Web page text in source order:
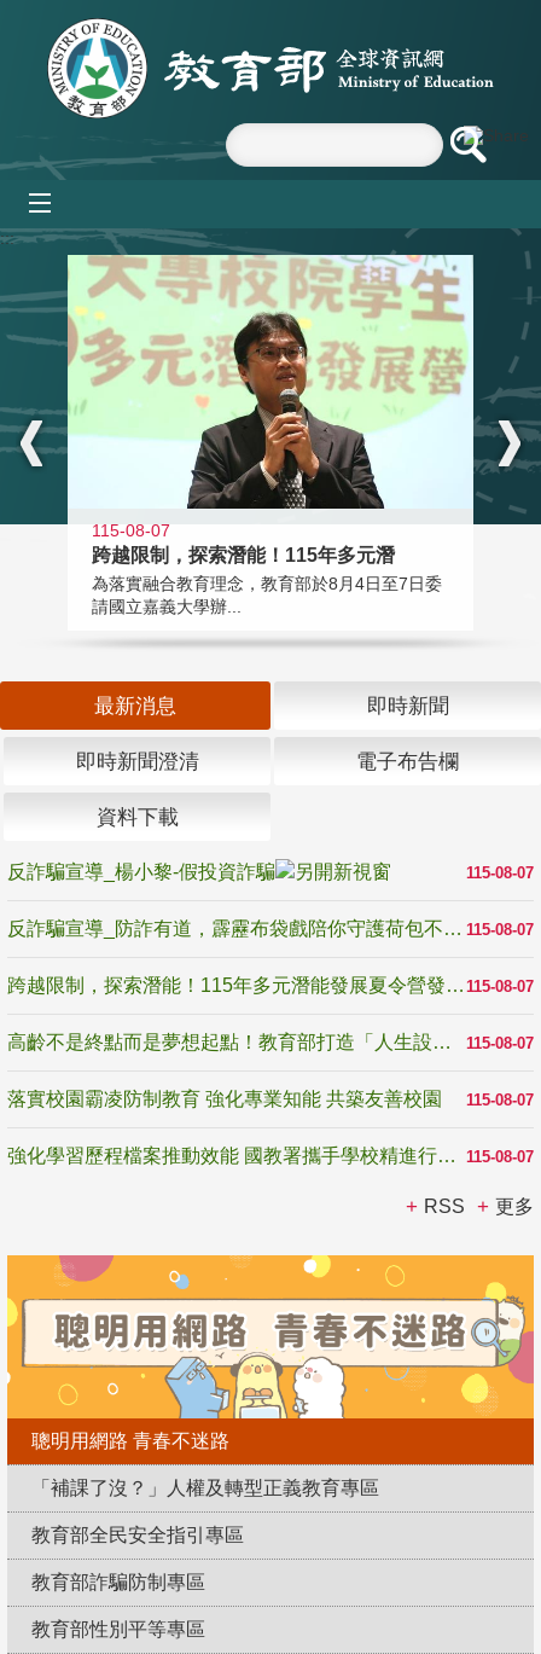
跳到主要內容區塊
:::
115-08-07
跨越限制，探索潛能！115年多元潛
為落實融合教育理念，教育部於8月4日至7日委
請國立嘉義大學辦...
最新消息 即時新聞
即時新聞澄清 電子布告欄
資料下載
115-08-07
反詐騙宣導_楊小黎-假投資詐騙
115-08-07
反詐騙宣導_防詐有道，霹靂布袋戲陪你守護荷包不受騙
115-08-07
跨越限制，探索潛能！115年多元潛能發展夏令營發掘生命無限可能
115-08-07
高齡不是終點而是夢想起點！教育部打造「人生設計夢工場」 參展第3屆高齡健康產業博覽會
115-08-07
落實校園霸凌防制教育 強化專業知能 共築友善校園
115-08-07
強化學習歷程檔案推動效能 國教署攜手學校精進行政與教學支持
RSS 更多
聰明用網路 青春不迷路
「補課了沒？」人權及轉型正義教育專區
教育部全民安全指引專區
教育部詐騙防制專區
教育部性別平等專區